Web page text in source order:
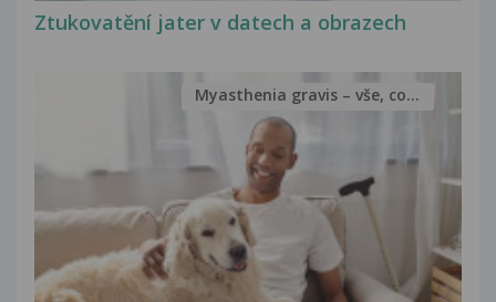
Ztukovatění jater v datech a obrazech
Myasthenia gravis – vše, co...